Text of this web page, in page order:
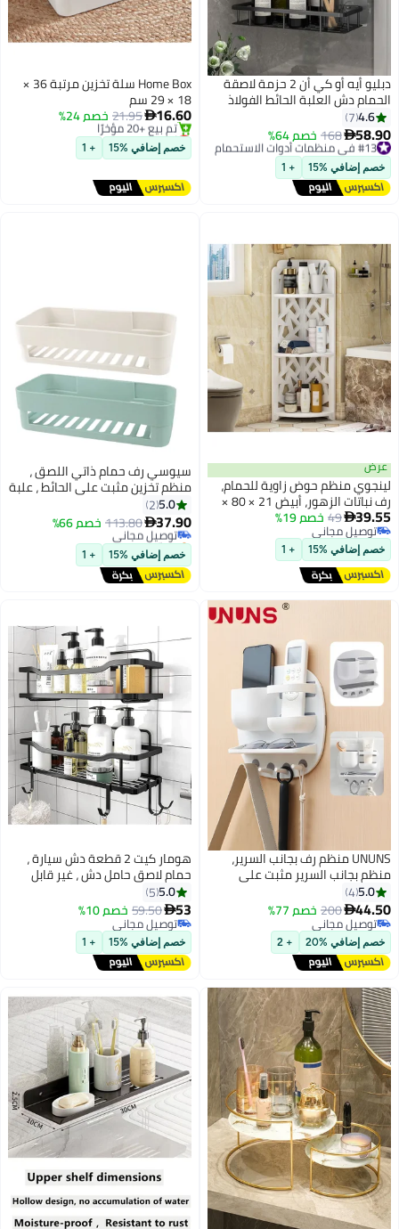
دبليو أيه أو كي أن 2 حزمة لاصقة
الحمام دش العلبة الحائط الفولاذ
المقاوم للصدأ رفوف التخزين
العائمة للمطبخ والحمام الأسود
4.6
7
58.90
168 خصم 64% #13 في منظمات أدوات الاستحمام
توصيل مجاني
#13 في منظمات أدوات الاستحمام
خصم إضافي %15 + 1
Home Box سلة تخزين مرتبة 36 ×
18 × 29 سم
16.60
21.95خصم 24%
أقل سعر في 30 يوم
توصيل مجاني
تم بيع +20 مؤخرًا
خصم إضافي %15 + 1
عرض
لينجوي منظم حوض زاوية للحمام،
رف نباتات الزهور، أبيض 21 × 80 ×
21 سم 39.55
49 خصم 19%
توصيل مجاني
توصيل مجاني
خصم إضافي %15 + 1
سيوسي رف حمام ذاتي اللصق ،
منظم تخزين مثبت على الحائط ، علبة
دش بدون حفر ، سلة تخزين المطبخ ،
أرفف للحمام والمطبخ 2 قطعة
(أبيض + أخضر)
5.0
2
37.90
113.80خصم 66% توصيل مجاني
بتخلّص بسرعة
توصيل مجاني
خصم إضافي %15 + 1
UNUNS منظم رف بجانب السرير،
منظم بجانب السرير مثبت على
الحائط مع خطافات، رف تخزين منزلي
للسرير، غرفة النوم، المكتب | رف
تخزين للهاتف، جهاز التحكم عن بعد،
سماعة الأذن، النظارات، المفتاح
5.0
4
44.50
200 خصم 77%
توصيل مجاني
توصيل مجاني
خصم إضافي %20 + 2
هومار كيت 2 قطعة دش سيارة ،
حمام لاصق حامل دش ، غير قابل
للصدأ الصلب دش مانع االصدأ دون
حفر ، مطبخ الجدار شنقا حامل
التخزين ، للاستحمام الداخلي ومطبخ
تخزين ( مات الأسود )
5.0
5
53
59.50خصم 10%
توصيل مجاني
توصيل مجاني
خصم إضافي %15 + 1